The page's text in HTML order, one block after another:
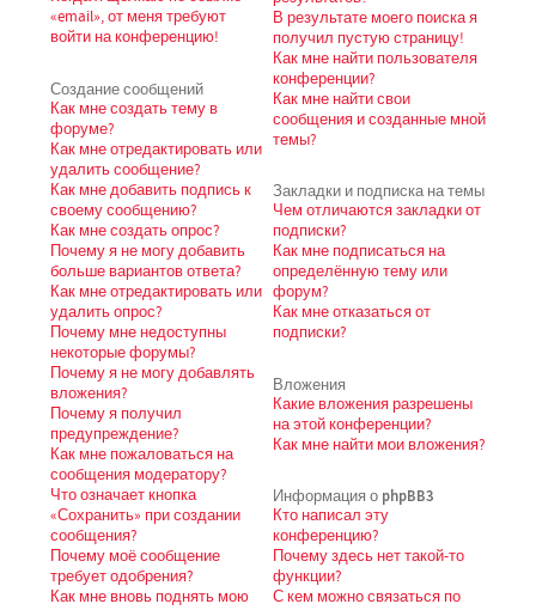
«email», от меня требуют
войти на конференцию!
Создание сообщений
Как мне создать тему в
форуме?
Как мне отредактировать или
удалить сообщение?
Как мне добавить подпись к
своему сообщению?
Как мне создать опрос?
Почему я не могу добавить
больше вариантов ответа?
Как мне отредактировать или
удалить опрос?
Почему мне недоступны
некоторые форумы?
Почему я не могу добавлять
вложения?
Почему я получил
предупреждение?
Как мне пожаловаться на
сообщения модератору?
Что означает кнопка
«Сохранить» при создании
сообщения?
Почему моё сообщение
требует одобрения?
Как мне вновь поднять мою
В результате моего поиска я
получил пустую страницу!
Как мне найти пользователя
конференции?
Как мне найти свои
сообщения и созданные мной
темы?
Закладки и подписка на темы
Чем отличаются закладки от
подписки?
Как мне подписаться на
определённую тему или
форум?
Как мне отказаться от
подписки?
Вложения
Какие вложения разрешены
на этой конференции?
Как мне найти мои вложения?
Информация о phpBB3
Кто написал эту
конференцию?
Почему здесь нет такой-то
функции?
С кем можно связаться по